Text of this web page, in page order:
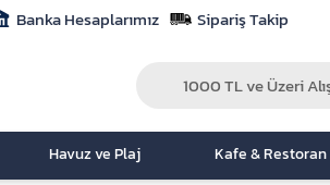
Banka Hesaplarımız Sipariş Takip
Havuz ve Plaj Kafe & Restoran